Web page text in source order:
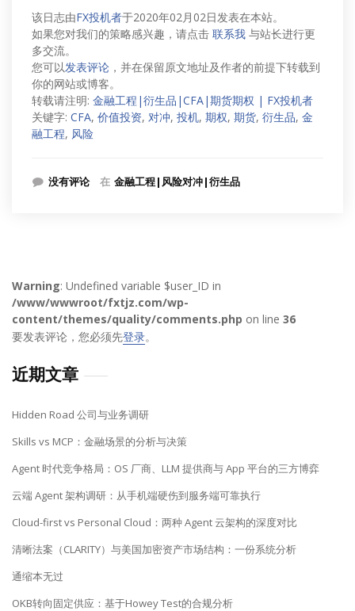
该日志由FX投机者于2020年02月02日发表在本站。
如果您对我们的策略感兴趣，请点击 联系我 与站长进行更
多交流。
您可以发表评论 ，并在保留原文地址及作者的前提下转载到
你的网站或博客。
转载请注明: 金融工程|衍生品|CFA|期货期权 | FX投机者
关键字: CFA, 价值投资, 对冲, 投机, 期权, 期货, 衍生品, 金
融工程, 风险
没有评论 在 金融工程|风险对冲|衍生品
Warning: Undefined variable $user_ID in
/www/wwwroot/fxtjz.com/wp-
content/themes/quality/comments.php on line 36
要发表评论，您必须先登录。
近期文章
Hidden Road 公司与业务调研
Skills vs MCP：金融场景的分析与决策
Agent 时代竞争格局：OS 厂商、LLM 提供商与 App 平台的三方博弈
云端 Agent 架构调研：从手机端硬伤到服务端可靠执行
Cloud-first vs Personal Cloud：两种 Agent 云架构的深度对比
清晰法案（CLARITY）与美国加密资产市场结构：一份系统分析
通缩本无过
OKB转向固定供应：基于Howey Test的合规分析